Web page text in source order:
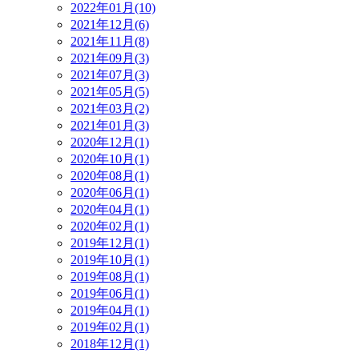
2022年01月(10)
2021年12月(6)
2021年11月(8)
2021年09月(3)
2021年07月(3)
2021年05月(5)
2021年03月(2)
2021年01月(3)
2020年12月(1)
2020年10月(1)
2020年08月(1)
2020年06月(1)
2020年04月(1)
2020年02月(1)
2019年12月(1)
2019年10月(1)
2019年08月(1)
2019年06月(1)
2019年04月(1)
2019年02月(1)
2018年12月(1)